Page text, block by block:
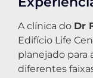
A clínica do Dr
Edifício Life
planejado para
diferentes